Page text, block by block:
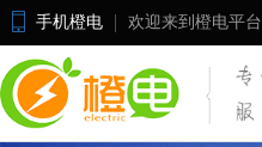
手机橙电 欢迎来到橙电平台